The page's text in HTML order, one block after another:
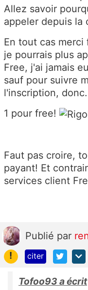
Allez savoir
appeler depuis la
En tout cas merci
je pourrais plus
Free, j'ai jamais
sauf pour suivre
l'inscription,
1 pour free!
Faut pas croire,
payant! Et
services client
Publié par
!
citer
Tofoo93 a écrit